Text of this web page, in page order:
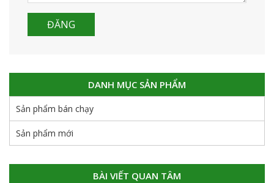
DANH MỤC SẢN PHẨM
Sản phẩm bán chạy
Sản phẩm mới
BÀI VIẾT QUAN TÂM